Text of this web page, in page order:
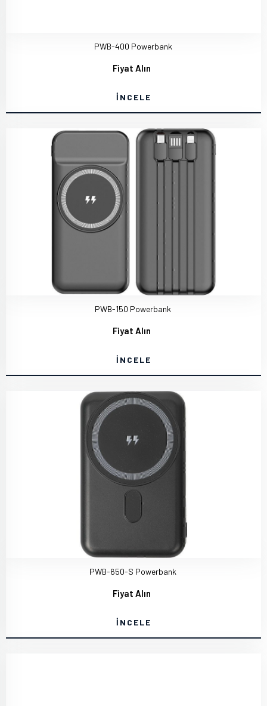
PWB-400 Powerbank
Fiyat Alın
İNCELE
PWB-150 Powerbank
Fiyat Alın
İNCELE
PWB-650-S Powerbank
Fiyat Alın
İNCELE